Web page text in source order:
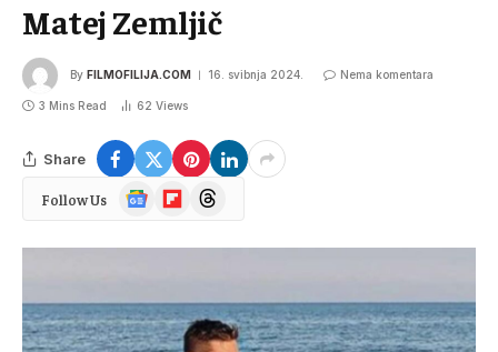
Matej Zemljič
By FILMOFILIJA.COM 16. svibnja 2024. Nema komentara
3 Mins Read 62 Views
Share
Follow Us
Google
News
FlipboardThreads